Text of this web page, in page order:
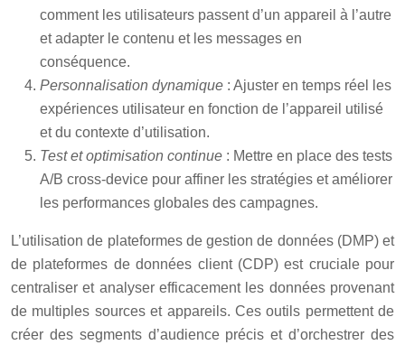
comment les utilisateurs passent d’un appareil à l’autre
et adapter le contenu et les messages en
conséquence.
Personnalisation dynamique : Ajuster en temps réel les
expériences utilisateur en fonction de l’appareil utilisé
et du contexte d’utilisation.
Test et optimisation continue : Mettre en place des tests
A/B cross-device pour affiner les stratégies et améliorer
les performances globales des campagnes.
L’utilisation de plateformes de gestion de données (DMP) et
de plateformes de données client (CDP) est cruciale pour
centraliser et analyser efficacement les données provenant
de multiples sources et appareils. Ces outils permettent de
créer des segments d’audience précis et d’orchestrer des